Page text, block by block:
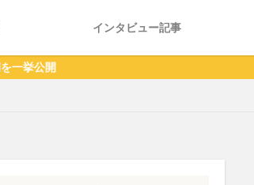
インタビュー記事